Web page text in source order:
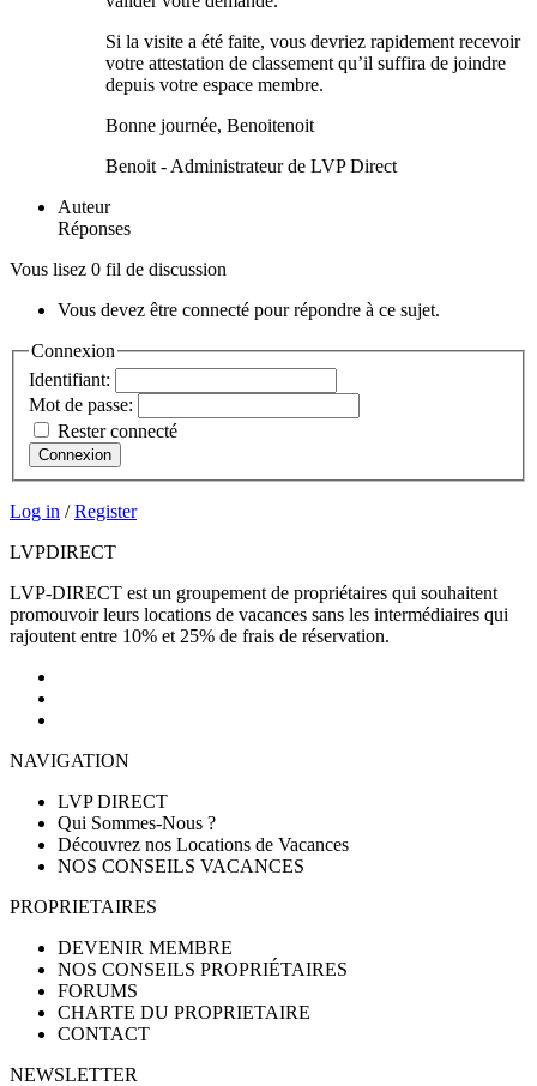
Si la visite a été faite, vous devriez rapidement recevoir
votre attestation de classement qu’il suffira de joindre
depuis votre espace membre.
Bonne journée, Benoitenoit
Benoit - Administrateur de LVP Direct
Auteur
Réponses
Vous lisez 0 fil de discussion
Vous devez être connecté pour répondre à ce sujet.
Connexion
Identifiant:
Mot de passe:
Rester connecté
Connexion
Log in /Register
LVPDIRECT
LVP-DIRECT est un groupement de propriétaires qui souhaitent
promouvoir leurs locations de vacances sans les intermédiaires qui
rajoutent entre 10% et 25% de frais de réservation.
NAVIGATION
LVP DIRECT
Qui Sommes-Nous ?
Découvrez nos Locations de Vacances
NOS CONSEILS VACANCES
PROPRIETAIRES
DEVENIR MEMBRE
NOS CONSEILS PROPRIÉTAIRES
FORUMS
CHARTE DU PROPRIETAIRE
CONTACT
NEWSLETTER